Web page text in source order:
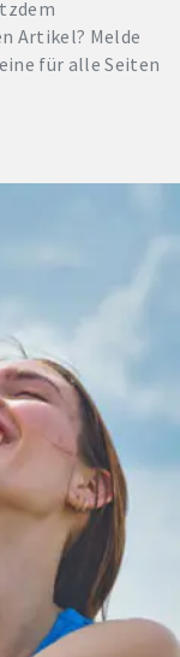
Artikel? Melde
für alle Seiten